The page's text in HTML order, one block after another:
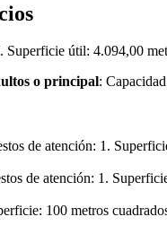
útil: 4.094,00
o principal:
de atención: 1.
de atención: 1.
100 metros